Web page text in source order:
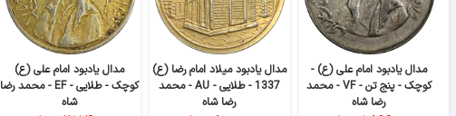
مدال یادبود امام علی (ع) -
کوچک - پنج تن - VF - محمد
رضا شاه
مدال یادبود میلاد امام رضا (ع)
1337 - طلایی - AU - محمد
رضا شاه
مدال یادبود امام علی (ع)
کوچک - طلایی - EF - محمد رضا
شاه